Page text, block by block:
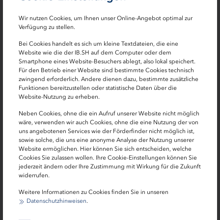
Wir nutzen Cookies, um Ihnen unser Online-Angebot optimal zur
Verfügung zu stellen.
Bei Cookies handelt es sich um kleine Textdateien, die eine
Website wie die der IB.SH auf dem Computer oder dem
Smartphone eines Website-Besuchers ablegt, also lokal speichert.
Für den Betrieb einer Website sind bestimmte Cookies technisch
zwingend erforderlich. Andere dienen dazu, bestimmte zusätzliche
Funktionen bereitzustellen oder statistische Daten über die
Website-Nutzung zu erheben.
Neben Cookies, ohne die ein Aufruf unserer Website nicht möglich
wäre, verwenden wir auch Cookies, ohne die eine Nutzung der von
uns angebotenen Services wie der Förderfinder nicht möglich ist,
sowie solche, die uns eine anonyme Analyse der Nutzung unserer
Website ermöglichen. Hier können Sie sich entscheiden, welche
Cookies Sie zulassen wollen. Ihre Cookie-Einstellungen können Sie
jederzeit ändern oder Ihre Zustimmung mit Wirkung für die Zukunft
widerrufen.
Weitere Informationen zu Cookies finden Sie in unseren
Datenschutzhinweisen.
Beispiel einer solchen Phishing Mail
Sehr geehrter Max Mustermann,
die Investitionsbank Schleswig-Holstein (IB.SH) hat Ihnen
im Auftrag des Landes Schleswig-Holstein und der
Bundesrepublik Deutschland, Corona Soforthilfen in
Form eines Zuschusses zur Überwindung der
existenzbedrohlichen Lage und eines
Liquiditätsengpasses im Zusammenhang mit dem
Ausbruch von COVID-19 ausgezahlt. Mit diesem
Schreiben möchten wir Ihnen folgendes übermitteln:
Eine Bescheinigung zur Vorlage beim Finanzamt
Unabhängig von Kontrollmitteilungen an die